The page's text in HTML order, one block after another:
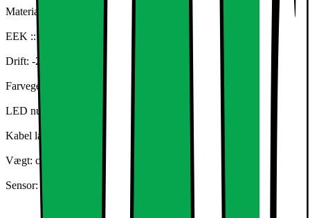
Materiale: Aluminium trykstøbt + PVC + Iron
EEK :: A ++
Drift: -20 ° C - + 50 ° C
Farvegengivelse: 80 Ra
LED nummer: 110 SMD 2835
Kabel længde: ca 22 cm
Vægt: ca 2,3 kg
Sensor: uden sensor